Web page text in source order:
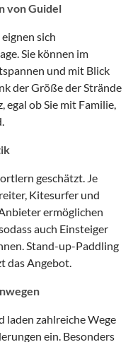
von Guidel
sich
Sie können im
und mit Blick
der Größe der Strände
egal ob Sie mit Familie,
geschätzt. Je
Kitesurfer und
ermöglichen
auch Einsteiger
Stand-up-Paddling
das Angebot.
laden zahlreiche Wege
ein. Besonders